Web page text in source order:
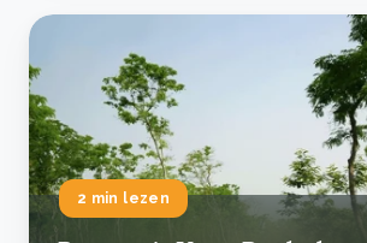
2 min lezen